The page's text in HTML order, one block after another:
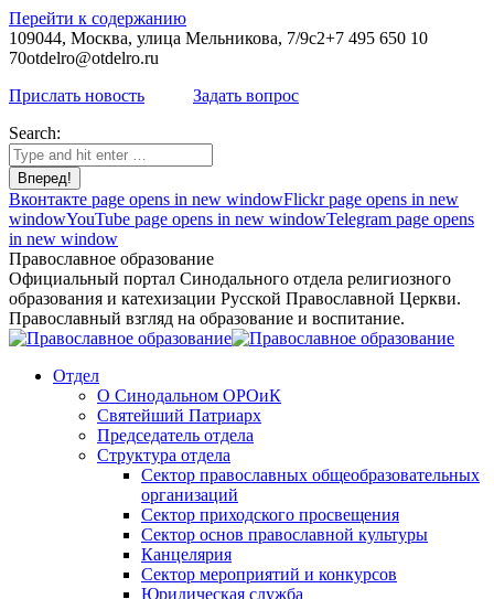
Перейти к содержанию
109044, Москва, улица Мельникова, 7/9с2+7 495 650 10
70otdelro@otdelro.ru
Прислать новость
Задать вопрос
Search:
Вконтакте page opens in new windowFlickr page opens in new
windowYouTube page opens in new windowTelegram page opens
in new window
Православное образование
Официальный портал Синодального отдела религиозного
образования и катехизации Русской Православной Церкви.
Православный взгляд на образование и воспитание.
Отдел
О Синодальном ОРОиК
Святейший Патриарх
Председатель отдела
Структура отдела
Сектор православных общеобразовательных
организаций
Сектор приходского просвещения
Сектор основ православной культуры
Канцелярия
Сектор мероприятий и конкурсов
Юридическая служба